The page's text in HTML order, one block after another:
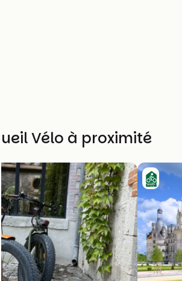
Vélo à proximité